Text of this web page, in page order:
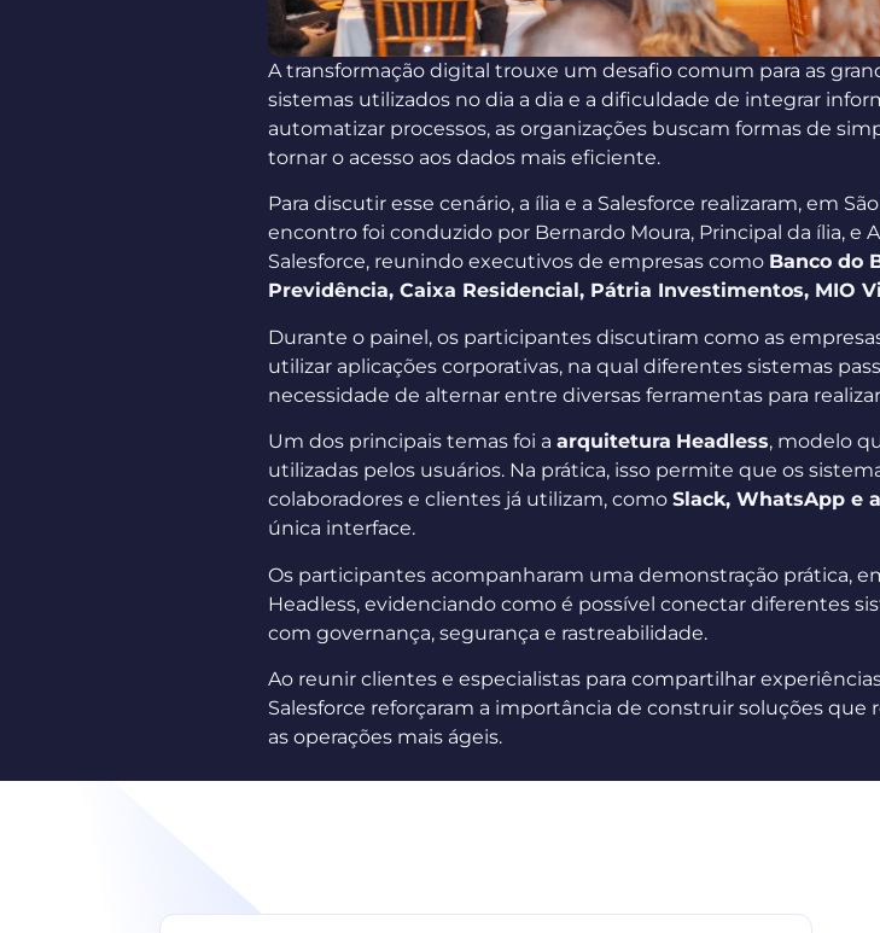
A transformação digital trouxe um desafio comum para as
sistemas utilizados no dia a dia e a dificuldade de integrar
automatizar processos, as organizações buscam formas de
tornar o acesso aos dados mais eficiente.
Para discutir esse cenário, a ília e a Salesforce realizaram, em
encontro foi conduzido por Bernardo Moura, Principal da ília, e
Salesforce, reunindo executivos de empresas como Banco do
Previdência, Caixa Residencial, Pátria Investimentos, MIO
Durante o painel, os participantes discutiram como as
utilizar aplicações corporativas, na qual diferentes sistemas
necessidade de alternar entre diversas ferramentas para
Um dos principais temas foi a arquitetura Headless, modelo
utilizadas pelos usuários. Na prática, isso permite que os
colaboradores e clientes já utilizam, como Slack, WhatsApp e
única interface.
Os participantes acompanharam uma demonstração prática,
Headless, evidenciando como é possível conectar diferentes
com governança, segurança e rastreabilidade.
Ao reunir clientes e especialistas para compartilhar
Salesforce reforçaram a importância de construir soluções
as operações mais ágeis.